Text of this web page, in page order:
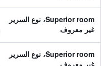
Superior room، نوع السرير
غير معروف
Superior room، نوع السرير
غير معروف